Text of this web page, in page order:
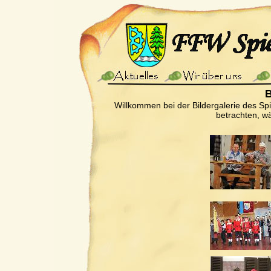
Willkommen bei der Bildergalerie des
betrachten,